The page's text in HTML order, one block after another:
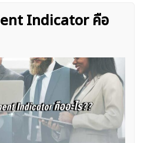
Indicator คือ